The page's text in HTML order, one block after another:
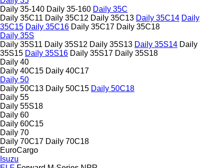
Daily 35-140 Daily 35-160 Daily 35C
Daily 35C11 Daily 35C12 Daily 35C13 Daily 35C14 Daily
35C15 Daily 35C16 Daily 35C17 Daily 35C18
Daily 35S
Daily 35S11 Daily 35S12 Daily 35S13 Daily 35S14 Daily
35S15 Daily 35S16 Daily 35S17 Daily 35S18
Daily 40
Daily 40C15 Daily 40C17
Daily 50
Daily 50C13 Daily 50C15 Daily 50C18
Daily 55
Daily 55S18
Daily 60
Daily 60C15
Daily 70
Daily 70C17 Daily 70C18
EuroCargo
Isuzu